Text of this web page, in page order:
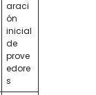
araci
ón
inicial
de
prove
edore
s